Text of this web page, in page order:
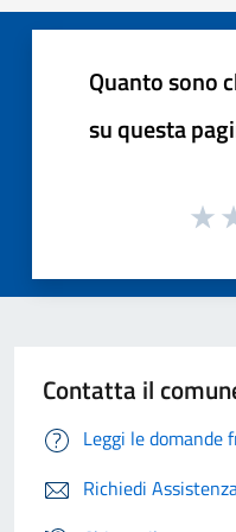
Quanto sono
su questa
Contatta il
Leggi le domande
Richiedi